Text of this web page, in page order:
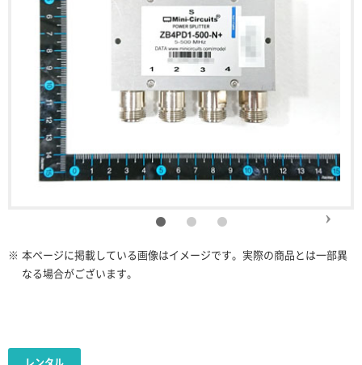
※ 本ページに掲載している画像はイメージです。実際の商品とは一部異
なる場合がございます。